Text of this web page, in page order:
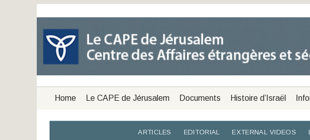
Home Le CAPE de Jérusalem Documents Histoire d’Israël
ARTICLES EDITORIAL EXTERNAL VIDEOS